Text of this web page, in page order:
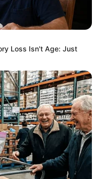
Loss Isn't Age: Just